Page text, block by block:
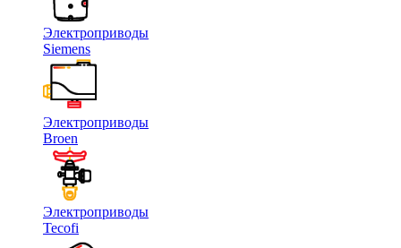
Электроприводы
Siemens
Электроприводы
Broen
Электроприводы
Tecofi